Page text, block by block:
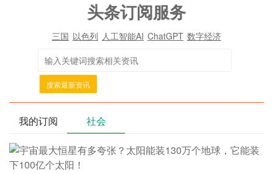
头条订阅服务
三国 以色列 人工智能AI ChatGPT 数字经济
搜索最新资讯
我的订阅 社会